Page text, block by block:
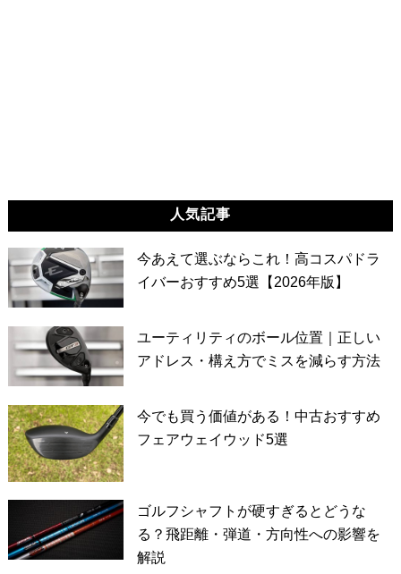
人気記事
今あえて選ぶならこれ！高コスパドラ
イバーおすすめ5選【2026年版】
ユーティリティのボール位置｜正しい
アドレス・構え方でミスを減らす方法
今でも買う価値がある！中古おすすめ
フェアウェイウッド5選
ゴルフシャフトが硬すぎるとどうな
る？飛距離・弾道・方向性への影響を
解説